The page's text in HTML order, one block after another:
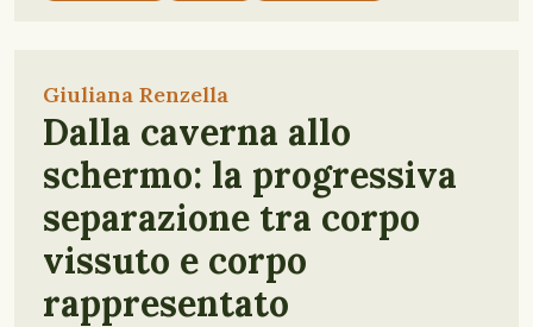
Giuliana Renzella
Dalla caverna allo
schermo: la progressiva
separazione tra corpo
vissuto e corpo
rappresentato